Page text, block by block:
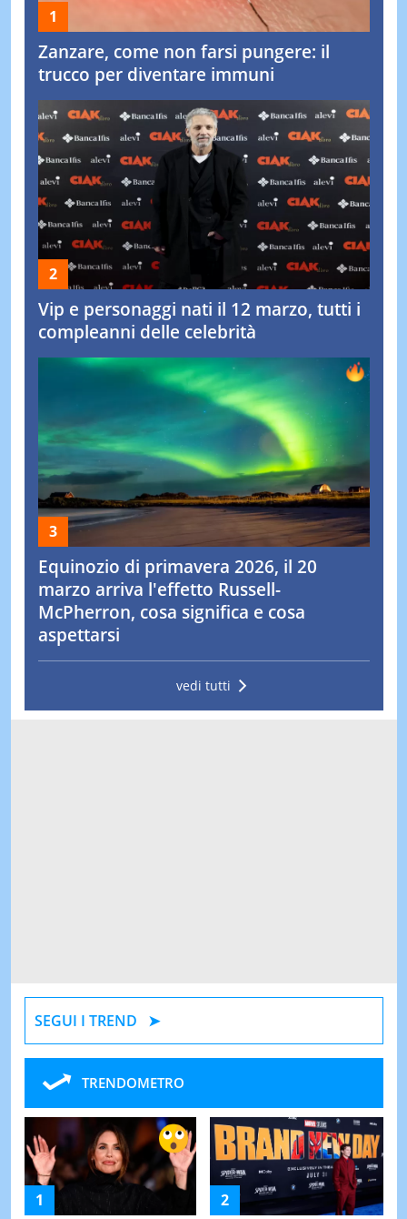
Zanzare, come non farsi pungere: il
trucco per diventare immuni
Vip e personaggi nati il 12 marzo, tutti i
compleanni delle celebrità
Equinozio di primavera 2026, il 20
marzo arriva l'effetto Russell-
McPherron, cosa significa e cosa
aspettarsi
vedi tutti
SEGUI I TREND
TRENDOMETRO